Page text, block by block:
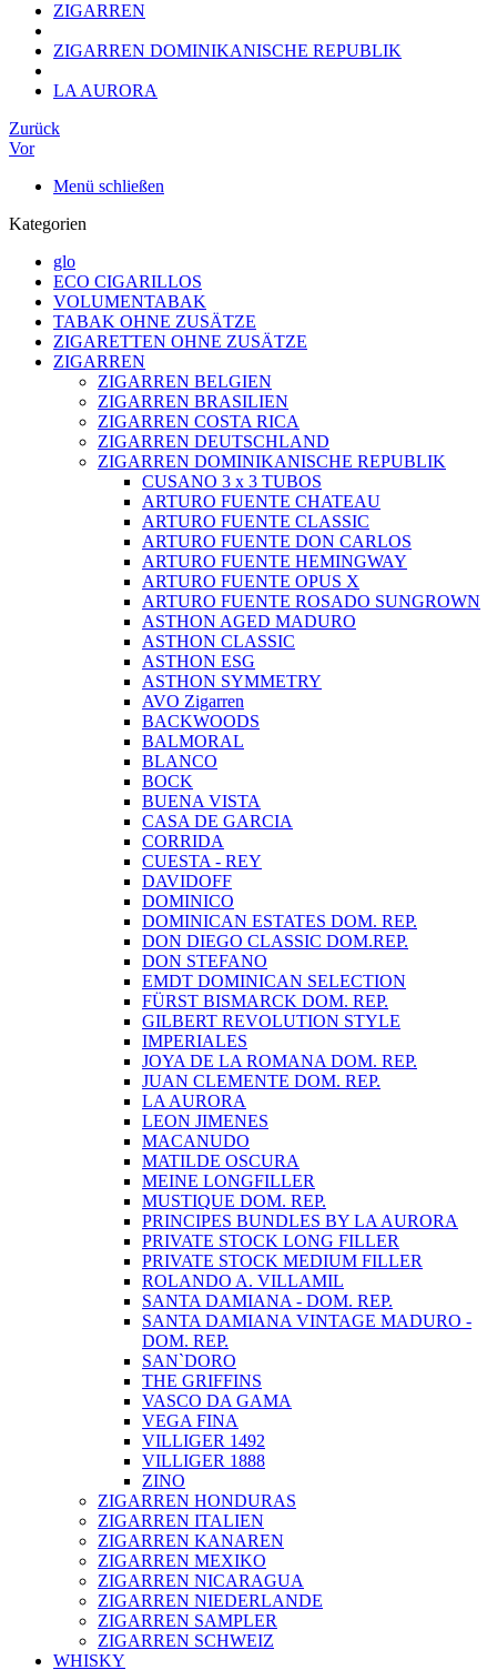
ZIGARREN
ZIGARREN DOMINIKANISCHE REPUBLIK
LA AURORA
Zurück
Vor
Menü schließen
Kategorien
glo
ECO CIGARILLOS
VOLUMENTABAK
TABAK OHNE ZUSÄTZE
ZIGARETTEN OHNE ZUSÄTZE
ZIGARREN
ZIGARREN BELGIEN
ZIGARREN BRASILIEN
ZIGARREN COSTA RICA
ZIGARREN DEUTSCHLAND
ZIGARREN DOMINIKANISCHE REPUBLIK
CUSANO 3 x 3 TUBOS
ARTURO FUENTE CHATEAU
ARTURO FUENTE CLASSIC
ARTURO FUENTE DON CARLOS
ARTURO FUENTE HEMINGWAY
ARTURO FUENTE OPUS X
ARTURO FUENTE ROSADO SUNGROWN
ASTHON AGED MADURO
ASTHON CLASSIC
ASTHON ESG
ASTHON SYMMETRY
AVO Zigarren
BACKWOODS
BALMORAL
BLANCO
BOCK
BUENA VISTA
CASA DE GARCIA
CORRIDA
CUESTA - REY
DAVIDOFF
DOMINICO
DOMINICAN ESTATES DOM. REP.
DON DIEGO CLASSIC DOM.REP.
DON STEFANO
EMDT DOMINICAN SELECTION
FÜRST BISMARCK DOM. REP.
GILBERT REVOLUTION STYLE
IMPERIALES
JOYA DE LA ROMANA DOM. REP.
JUAN CLEMENTE DOM. REP.
LA AURORA
LEON JIMENES
MACANUDO
MATILDE OSCURA
MEINE LONGFILLER
MUSTIQUE DOM. REP.
PRINCIPES BUNDLES BY LA AURORA
PRIVATE STOCK LONG FILLER
PRIVATE STOCK MEDIUM FILLER
ROLANDO A. VILLAMIL
SANTA DAMIANA - DOM. REP.
SANTA DAMIANA VINTAGE MADURO -
DOM. REP.
SAN`DORO
THE GRIFFINS
VASCO DA GAMA
VEGA FINA
VILLIGER 1492
VILLIGER 1888
ZINO
ZIGARREN HONDURAS
ZIGARREN ITALIEN
ZIGARREN KANAREN
ZIGARREN MEXIKO
ZIGARREN NICARAGUA
ZIGARREN NIEDERLANDE
ZIGARREN SAMPLER
ZIGARREN SCHWEIZ
WHISKY